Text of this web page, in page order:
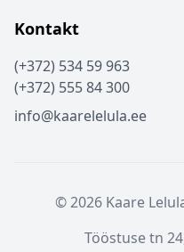
Kontakt
(+372) 534 59 963
(+372) 555 84 300
info@kaarelelula.ee
© 2026 Kaare
Tööstuse tn